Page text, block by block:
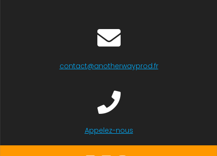
contact@anotherwayprod.fr
Appelez-nous